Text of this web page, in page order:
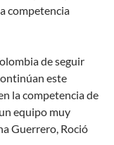
competencia
de seguir
este
la competencia de
equipo muy
Guerrero, Roció